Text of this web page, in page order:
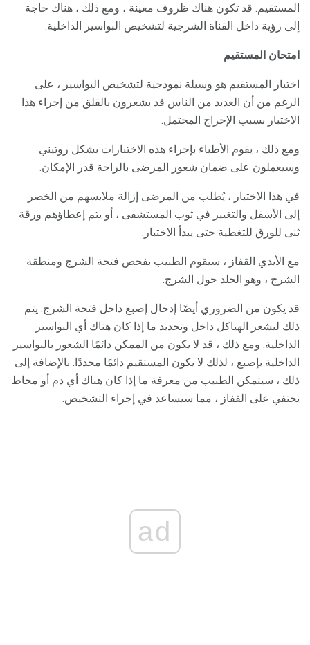
المستقيم. قد تكون هناك ظروف معينة ، ومع ذلك ، هناك حاجة
إلى رؤية داخل القناة الشرجية لتشخيص البواسير الداخلية.
امتحان المستقيم
اختبار المستقيم هو وسيلة نموذجية لتشخيص البواسير ، على
الرغم من أن العديد من الناس قد يشعرون بالقلق من إجراء هذا
الاختبار بسبب الإحراج المحتمل.
ومع ذلك ، يقوم الأطباء بإجراء هذه الاختبارات بشكل روتيني
وسيعملون على ضمان شعور المرضى بالراحة قدر الإمكان.
في هذا الاختبار ، يُطلب من المرضى إزالة ملابسهم من الخصر
إلى الأسفل والتغيير في ثوب المستشفى ، أو يتم إعطاؤهم ورقة
ثنى للورق للتغطية حتى يبدأ الاختبار.
مع الأيدي القفاز ، سيقوم الطبيب بفحص فتحة الشرج ومنطقة
الشرج ، وهو الجلد حول الشرج.
قد يكون من الضروري أيضًا إدخال إصبع داخل فتحة الشرج. يتم
ذلك ليشعر الهياكل داخل وتحديد ما إذا كان هناك أي البواسير
الداخلية. ومع ذلك ، قد لا يكون من الممكن دائمًا الشعور بالبواسير
الداخلية بإصبع ، لذلك لا يكون المستقيم دائمًا محددًا. بالإضافة إلى
ذلك ، سيتمكن الطبيب من معرفة ما إذا كان هناك أي دم أو مخاط
يختفي على القفاز ، مما سيساعد في إجراء التشخيص.
ad